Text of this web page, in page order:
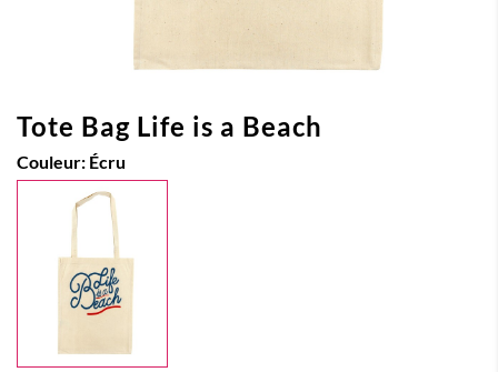
Tote Bag Life is a Beach
Couleur: Écru